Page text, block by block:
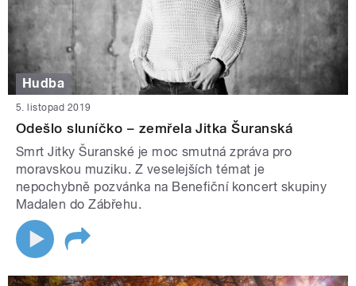
Hudba
5. listopad 2019
Odešlo sluníčko – zemřela Jitka Šuranská
Smrt Jitky Šuranské je moc smutná zpráva pro
moravskou muziku. Z veselejších témat je
nepochybně pozvánka na Benefiční koncert skupiny
Madalen do Zábřehu.